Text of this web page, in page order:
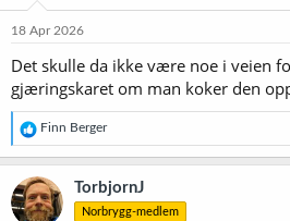
e
18 Apr 2026
Det skulle da ikke være noe i veien
gjæringskaret om man koker den
R
e
a
k
s
j
Finn Berger
TorbjornJ
Norbrygg-medlem